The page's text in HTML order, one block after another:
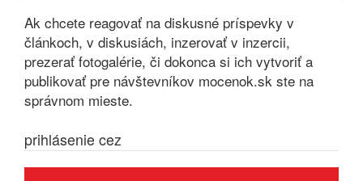
Ak chcete reagovať na diskusné príspevky v
článkoch, v diskusiách, inzerovať v inzercii,
prezerať fotogalérie, či dokonca si ich vytvoriť a
publikovať pre návštevníkov mocenok.sk ste na
správnom mieste.
prihlásenie cez